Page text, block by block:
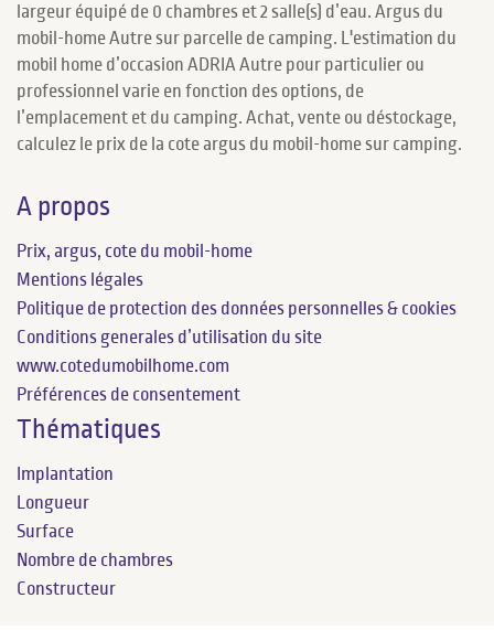
largeur équipé de 0 chambres et 2 salle(s) d’eau. Argus du
mobil-home Autre sur parcelle de camping. L'estimation du
mobil home d’occasion ADRIA Autre pour particulier ou
professionnel varie en fonction des options, de
l’emplacement et du camping. Achat, vente ou déstockage,
calculez le prix de la cote argus du mobil-home sur camping.
A propos
Prix, argus, cote du mobil-home
Mentions légales
Politique de protection des données personnelles & cookies
Conditions generales d’utilisation du site
www.cotedumobilhome.com
Préférences de consentement
Thématiques
Implantation
Longueur
Surface
Nombre de chambres
Constructeur